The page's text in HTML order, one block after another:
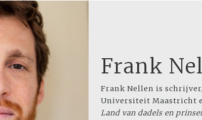
Frank
Frank Nellen is
Universiteit Maastricht
Land van dadels en